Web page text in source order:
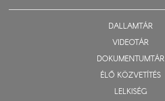
DALLAMTÁR
VIDEOTÁR
DOKUMENTUMTÁR
ÉLŐ KÖZVETÍTÉS
LELKISÉG